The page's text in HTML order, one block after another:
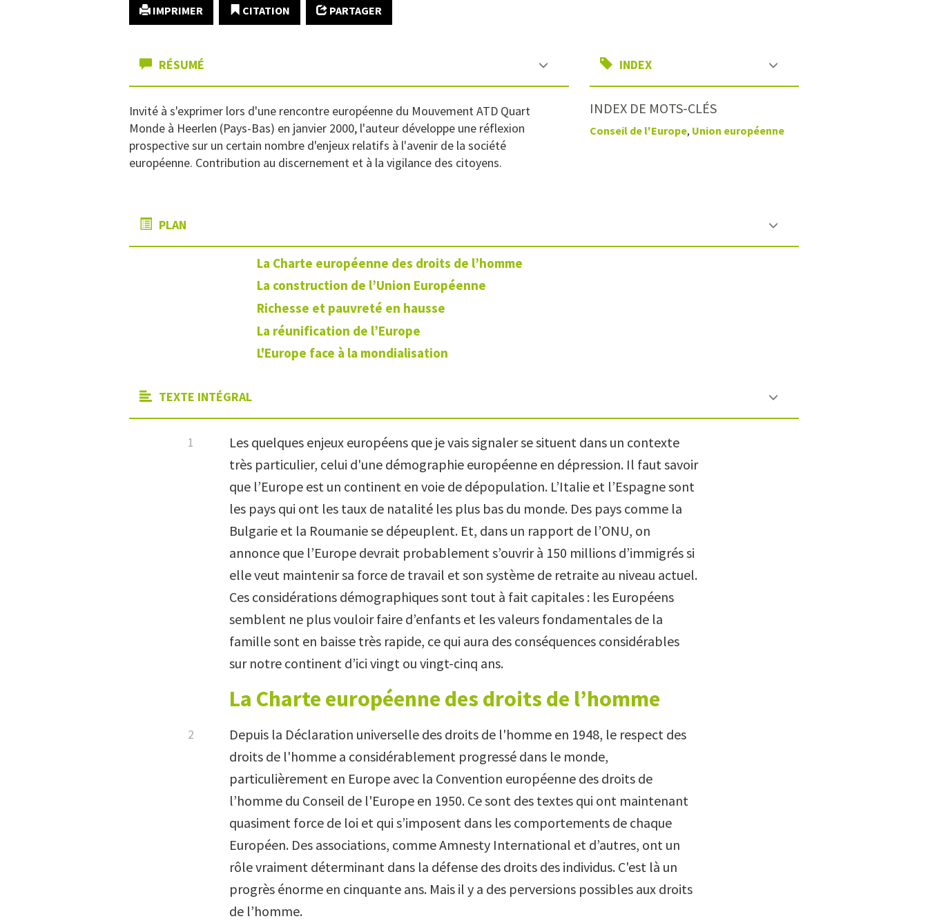
IMPRIMER CITATION PARTAGER
RÉSUMÉ
Invité à s'exprimer lors d'une rencontre européenne du Mouvement ATD Quart
Monde à Heerlen (Pays-Bas) en janvier 2000, l'auteur développe une réflexion
prospective sur un certain nombre d'enjeux relatifs à l'avenir de la société
européenne. Contribution au discernement et à la vigilance des citoyens.
INDEX
INDEX DE MOTS-CLÉS
Conseil de l'Europe, Union européenne
PLAN
La Charte européenne des droits de l’homme
La construction de l’Union Européenne
Richesse et pauvreté en hausse
La réunification de l’Europe
L'Europe face à la mondialisation
TEXTE INTÉGRAL
Les quelques enjeux européens que je vais signaler se situent dans un contexte
très particulier, celui d'une démographie européenne en dépression. Il faut savoir
que l’Europe est un continent en voie de dépopulation. L’Italie et l’Espagne sont
les pays qui ont les taux de natalité les plus bas du monde. Des pays comme la
Bulgarie et la Roumanie se dépeuplent. Et, dans un rapport de l’ONU, on
annonce que l’Europe devrait probablement s’ouvrir à 150 millions d’immigrés si
elle veut maintenir sa force de travail et son système de retraite au niveau actuel.
Ces considérations démographiques sont tout à fait capitales : les Européens
semblent ne plus vouloir faire d’enfants et les valeurs fondamentales de la
famille sont en baisse très rapide, ce qui aura des conséquences considérables
sur notre continent d’ici vingt ou vingt-cinq ans.
La Charte européenne des droits de l’homme
Depuis la Déclaration universelle des droits de l'homme en 1948, le respect des
droits de l'homme a considérablement progressé dans le monde,
particulièrement en Europe avec la Convention européenne des droits de
l’homme du Conseil de l'Europe en 1950. Ce sont des textes qui ont maintenant
quasiment force de loi et qui s’imposent dans les comportements de chaque
Européen. Des associations, comme Amnesty International et d’autres, ont un
rôle vraiment déterminant dans la défense des droits des individus. C'est là un
progrès énorme en cinquante ans. Mais il y a des perversions possibles aux droits
de l’homme.